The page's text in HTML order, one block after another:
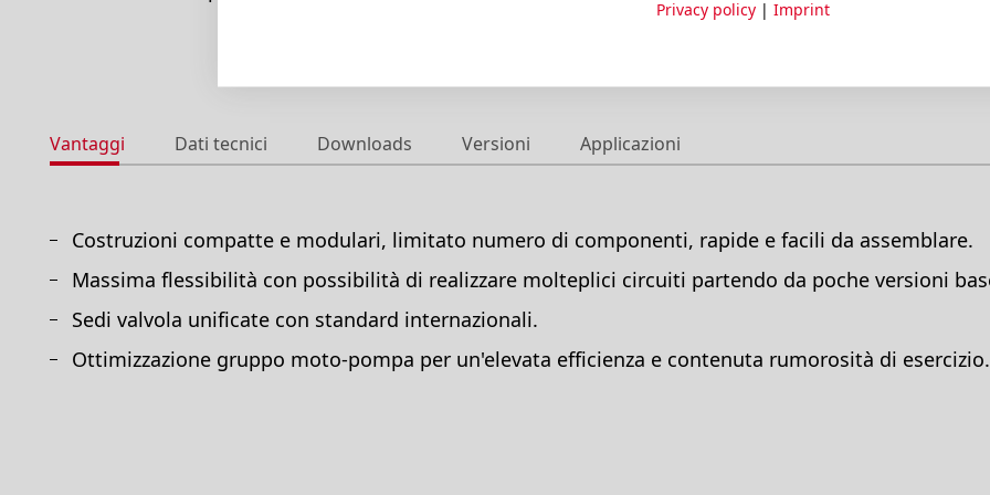
Vantaggi Dati tecnici Downloads Versioni Applicazioni
Costruzioni compatte e modulari, limitato numero di componenti, rapide e facili da assemblare.
Massima flessibilità con possibilità di realizzare molteplici circuiti partendo da poche versioni
Sedi valvola unificate con standard internazionali.
Ottimizzazione gruppo moto-pompa per un'elevata efficienza e contenuta rumorosità di esercizio.
Privacy policy| Imprint